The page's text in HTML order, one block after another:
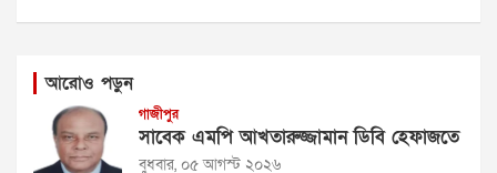
আরোও পড়ুন
গাজীপুর
সাবেক এমপি আখতারুজ্জামান ডিবি হেফাজতে
বুধবার, ০৫ আগস্ট ২০২৬